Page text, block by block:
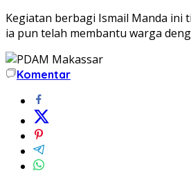
Kegiatan berbagi Ismail Manda ini
ia pun telah membantu warga
Komentar